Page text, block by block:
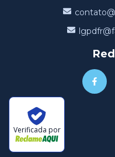
Verificada por